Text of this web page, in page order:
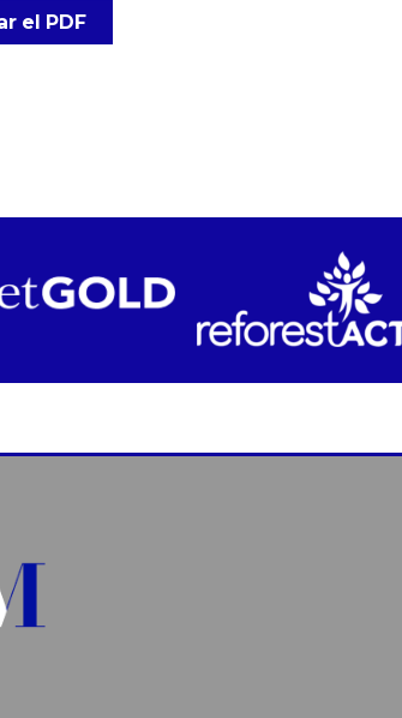
el PDF